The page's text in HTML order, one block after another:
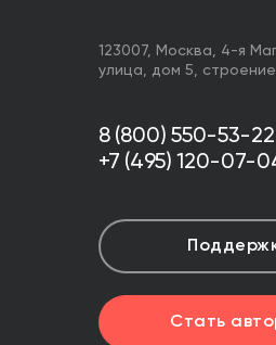
123007, Москва, 4-я
улица, дом 5, строение
8 (800) 550-53-22
+7 (495) 120-07-
Стать